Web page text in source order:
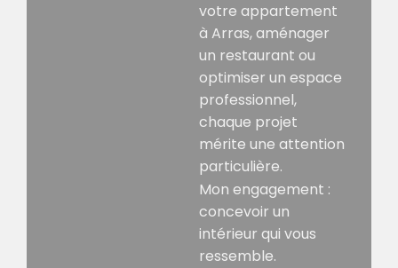
votre appartement
à Arras, aménager
un restaurant ou
optimiser un espace
professionnel,
chaque projet
mérite une attention
particulière.
Mon engagement :
concevoir un
intérieur qui vous
ressemble.